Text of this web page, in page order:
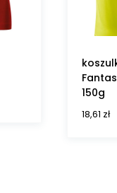
150g
18,61 zł